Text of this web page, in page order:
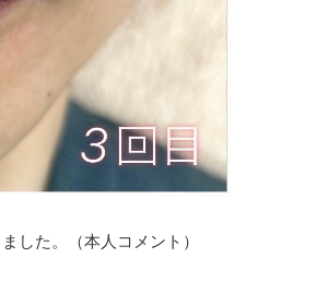
した。（本人コメント）